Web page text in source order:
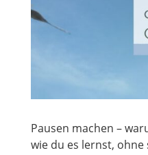
Pausen machen –
wie du es lernst, ohne